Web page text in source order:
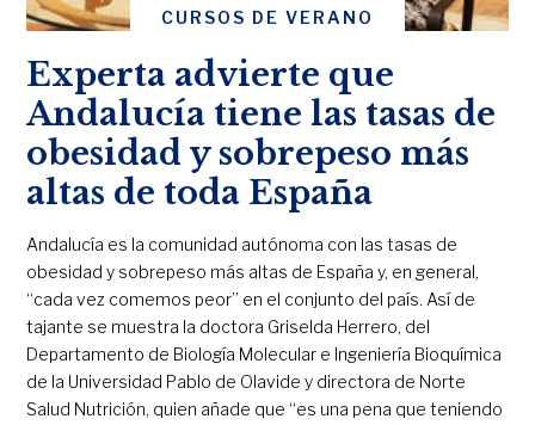
CURSOS DE VERANO
Experta advierte que
Andalucía tiene las tasas de
obesidad y sobrepeso más
altas de toda España
Andalucía es la comunidad autónoma con las tasas de
obesidad y sobrepeso más altas de España y, en general,
“cada vez comemos peor” en el conjunto del país. Así de
tajante se muestra la doctora Griselda Herrero, del
Departamento de Biología Molecular e Ingeniería Bioquímica
de la Universidad Pablo de Olavide y directora de Norte
Salud Nutrición, quien añade que “es una pena que teniendo